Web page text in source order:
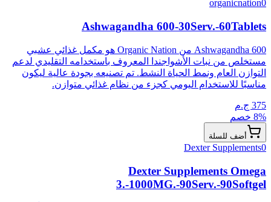
organicnation0
Ashwagandha 600-30Serv.-60Tablets
Ashwagandha 600 من Organic Nation هو مكمل غذائي عشبي
مستخلص من نبات الأشواجندا المعروف باستخدامه التقليدي لدعم
التوازن العام ونمط الحياة النشط. تم تصنيعه بجودة عالية ليكون
مناسبًا للاستخدام اليومي كجزء من نظام غذائي متوازن.
375 ج.م
8% خصم
أضف للسلة
Dexter Supplements0
Dexter Supplements Omega
3.-1000MG.-90Serv.-90Softgel